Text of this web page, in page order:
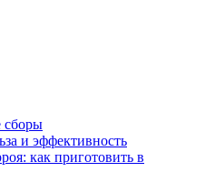
сборы
и эффективность
как приготовить в